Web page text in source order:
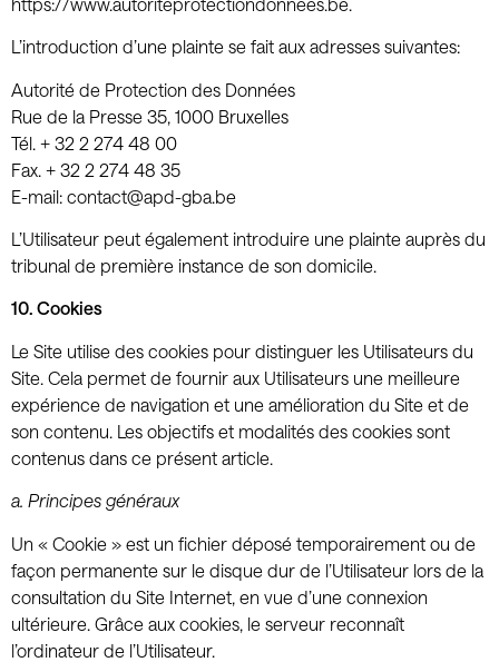
L’introduction d’une plainte se fait aux adresses suivantes:
Autorité de Protection des Données
Rue de la Presse 35, 1000 Bruxelles
Tél. + 32 2 274 48 00
Fax. + 32 2 274 48 35
E-mail: contact@apd-gba.be
L’Utilisateur peut également introduire une plainte auprès du
tribunal de première instance de son domicile.
10. Cookies
Le Site utilise des cookies pour distinguer les Utilisateurs du
Site. Cela permet de fournir aux Utilisateurs une meilleure
expérience de navigation et une amélioration du Site et de
son contenu. Les objectifs et modalités des cookies sont
contenus dans ce présent article.
a. Principes généraux
Un « Cookie » est un fichier déposé temporairement ou de
façon permanente sur le disque dur de l’Utilisateur lors de la
consultation du Site Internet, en vue d’une connexion
ultérieure. Grâce aux cookies, le serveur reconnaît
l’ordinateur de l’Utilisateur.